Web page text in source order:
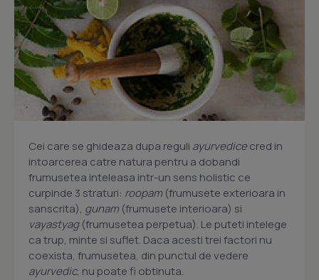
Cei care se ghideaza dupa reguli ayurvedicecred in
intoarcerea catre natura pentru a dobandi
frumusetea inteleasa intr-un sens holistic ce
curpinde 3 straturi: roopam (frumusete exterioara in
sanscrita), gunam (frumusete interioara) si
vayastyag(frumusetea perpetua). Le puteti intelege
ca trup, minte si suflet. Daca acesti trei factori nu
coexista, frumusetea, din punctul de vedere
ayurvedic, nu poate fi obtinuta.